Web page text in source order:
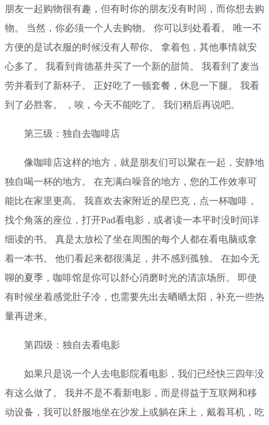
朋友一起购物很有趣，但有时你的朋友没有时间，而你想去购
物。 当然，你必须一个人去购物。 你可以到处看看。 唯一不
方便的是试衣服的时候没有人帮你。 拿着包，其他事情就安
心多了。 我看到肯德基并买了一个新的甜筒。 我看到了麦当
劳并看到了新杯子。 正好吃了一顿套餐，休息一下腿。 我看
到了必胜客。 ，唉，今天不能吃了。 我们稍后再说吧。
第三级：独自去咖啡店
像咖啡店这样的地方，就是朋友们可以聚在一起，安静地
独自喝一杯的地方。 在充满白噪音的地方，您的工作效率可
能比在家里更高。 我喜欢去家附近的星巴克，点一杯咖啡，
找个角落的座位，打开Pad看电影，或者读一本平时没时间详
细读的书。 真是太放松了坐在周围的每个人都在看电脑或拿
着一本书。 他们看起来都很满足，并不感到孤独。 在如今无
聊的夏季，咖啡馆是你可以舒心消磨时光的清凉场所。 即使
有时候坐着感觉肚子冷，也需要先出去晒晒太阳，补充一些热
量再进来。
第四级：独自去看电影
如果只是说一个人去电影院看电影，我们已经快三四年没
有这么做了。 我并不是不看新电影，而是得益于互联网和移
动设备，我可以舒服地坐在沙发上或躺在床上，戴着耳机，吃